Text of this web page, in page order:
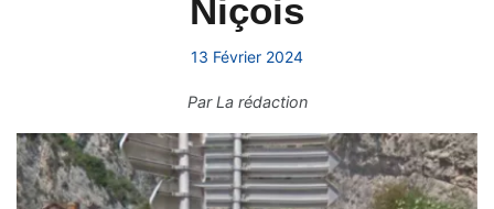
Niçois
13 Février 2024
ParLa rédaction